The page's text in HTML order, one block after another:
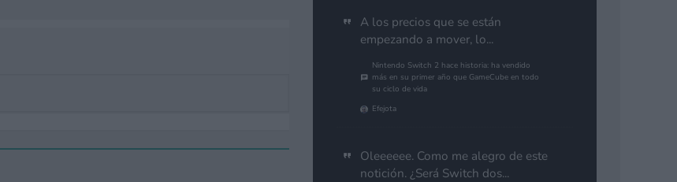
A los precios que se están
empezando a mover, lo...
Nintendo Switch 2 hace historia: ha vendido
más en su primer año que GameCube en todo
su ciclo de vida
Efejota
Oleeeeee. Como me alegro de este
notición. ¿Será Switch dos...